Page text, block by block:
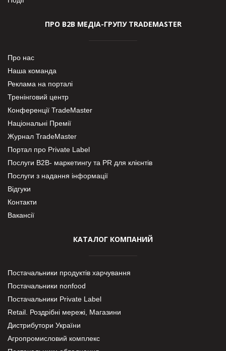
ПРО В2В МЕДІА-ГРУПУ TRADEMASTER
Про нас
Наша команда
Реклама на порталі
Тренінговий центр
Конференції TradeMaster
Національні Премії
Журнал TradeMaster
Портал про Private Label
Послуги В2В- маркетингу та PR для клієнтів
Послуги з надання інформації
Відгуки
Контакти
Вакансії
КАТАЛОГ КОМПАНИЙ
Постачальники продуктів харчування
Постачальники nonfood
Постачальники Private Label
Retail. Роздрібні мережі, Магазини
Дистрибутори України
Агропромисловий комплекс